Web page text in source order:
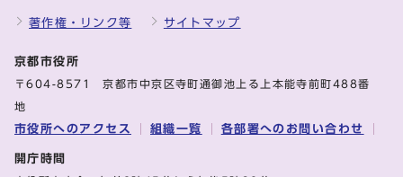
著作権・リンク等 サイトマップ
京都市役所
〒604-8571 京都市中京区寺町通御池上る上本能寺前町488番
地
市役所へのアクセス 組織一覧 各部署へのお問い合わせ
開庁時間